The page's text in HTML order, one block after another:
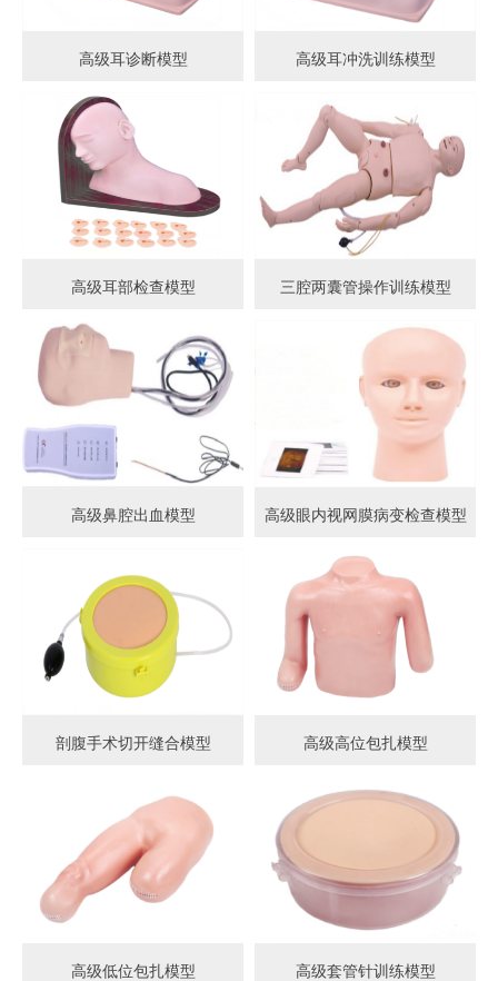
高级耳诊断模型 高级耳冲洗训练模型
高级耳部检查模型 三腔两囊管操作训练模型
高级鼻腔出血模型 高级眼内视网膜病变检查模型
剖腹手术切开缝合模型 高级高位包扎模型
高级低位包扎模型 高级套管针训练模型